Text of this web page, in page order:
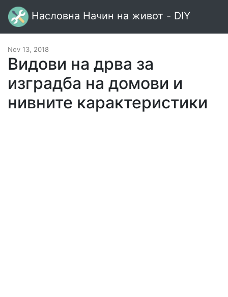
Насловна Начин на живот - DIY
Nov 13, 2018
Видови на дрва за
изградба на домови и
нивните карактеристики